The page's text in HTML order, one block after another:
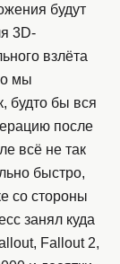
будут
3D-
взлёта
мы
будто бы вся
после
всё не так
быстро,
со стороны
занял куда
Fallout 2,